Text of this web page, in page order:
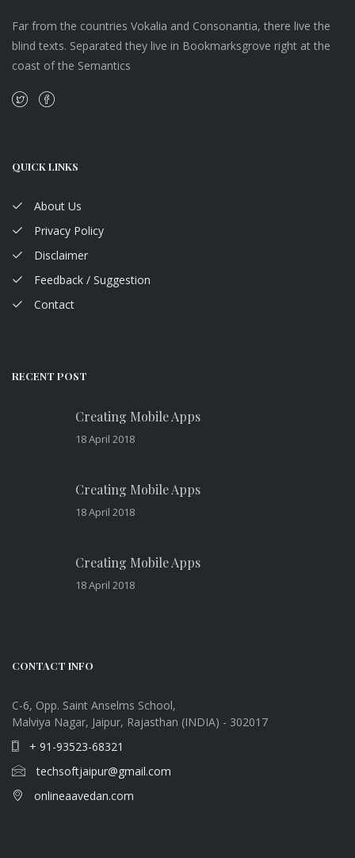
Far from the countries Vokalia and Consonantia, there live the
blind texts. Separated they live in Bookmarksgrove right at the
coast of the Semantics
QUICK LINKS
About Us
Privacy Policy
Disclaimer
Feedback / Suggestion
Contact
RECENT POST
Creating Mobile Apps
18 April 2018
Creating Mobile Apps
18 April 2018
Creating Mobile Apps
18 April 2018
CONTACT INFO
C-6, Opp. Saint Anselms School,
Malviya Nagar, Jaipur, Rajasthan (INDIA) - 302017
+ 91-93523-68321
techsoftjaipur@gmail.com
onlineaavedan.com